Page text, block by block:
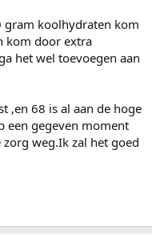
gram koolhydraten kom
kom door extra
het wel toevoegen aan
,en 68 is al aan de hoge
een gegeven moment
weg.Ik zal het goed